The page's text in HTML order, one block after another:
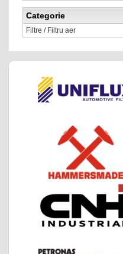
Categorie
Filtre / Filtru aer